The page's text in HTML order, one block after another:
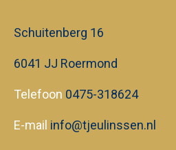
Schuitenberg 16
6041 JJ Roermond
Telefoon 0475-318624
E-mail info@tjeulinssen.nl